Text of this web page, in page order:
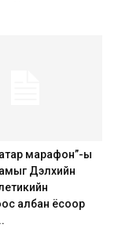
марафон”-ы
Дэлхийн
албан ёсоор